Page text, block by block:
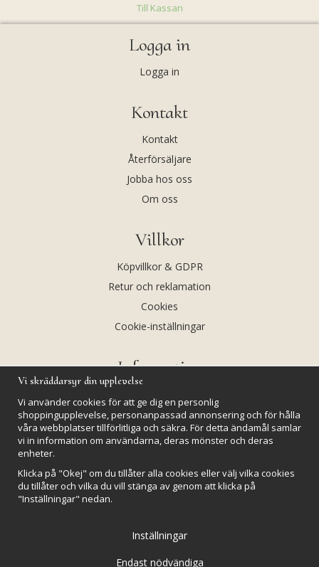
Till Kassan
Logga in
Logga in
Kontakt
Kontakt
Återförsäljare
Jobba hos oss
Om oss
Villkor
Köpvillkor & GDPR
Retur och reklamation
Cookies
Cookie-inställningar
Information
Kalendarium
Nyheter
Kristaller och fairtrade
Rena & Ladda kristaller
Vi skräddarsyr din upplevelse
Vi använder cookies för att ge dig en personlig
shoppingupplevelse, personanpassad annonsering och för hålla
våra webbplatser tillförlitliga och säkra. För detta ändamål samlar
vi in information om användarna, deras mönster och deras
enheter.
Klicka på "Okej" om du tillåter alla cookies eller välj vilka cookies
du tillåter och vilka du vill stänga av genom att klicka på
"Inställningar" nedan.
Inställningar
Endast nödvändiga